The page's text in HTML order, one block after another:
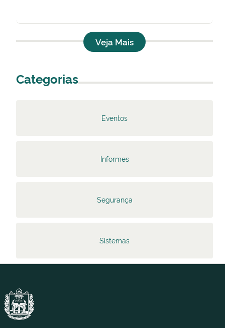
Veja Mais
Categorias
Eventos
Informes
Segurança
Sistemas